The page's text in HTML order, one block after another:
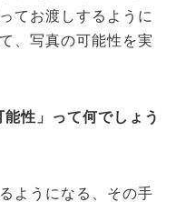
てお渡しするように
、写真の可能性を実
性」って何でしょう
ようになる、その手